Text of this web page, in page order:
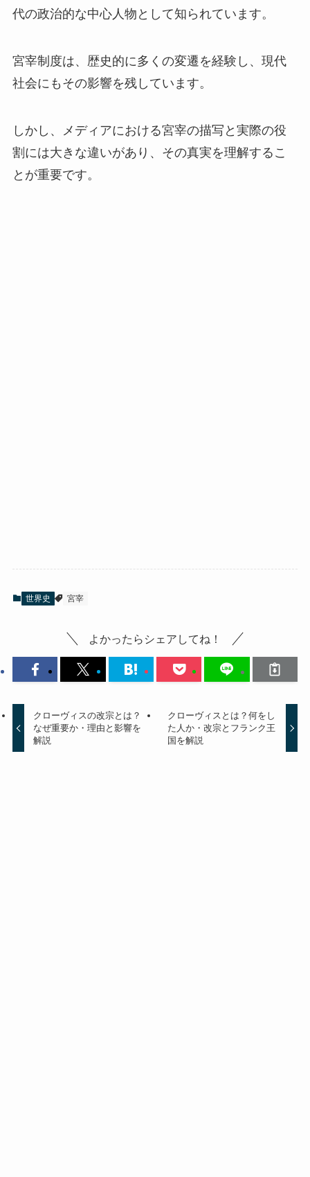
代の政治的な中心人物として知られています。
宮宰制度は、歴史的に多くの変遷を経験し、現代
社会にもその影響を残しています。
しかし、メディアにおける宮宰の描写と実際の役
割には大きな違いがあり、その真実を理解するこ
とが重要です。
世界史 宮宰
よかったらシェアしてね！
クローヴィスの改宗とは？
なぜ重要か・理由と影響を
解説
クローヴィスとは？何をし
た人か・改宗とフランク王
国を解説